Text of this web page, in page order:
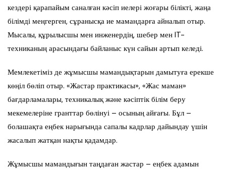
кездері қарапайым саналған кәсіп иелері жоғары білікті, жаңа
білімді меңгерген, сұранысқа ие мамандарға айналып отыр.
Мысалы, құрылысшы мен инженердің, шебер мен IT-
техниканың арасындағы байланыс күн сайын артып келеді.
Мемлекетіміз де жұмысшы мамандықтарын дамытуға ерекше
көңіл бөліп отыр. «Жастар практикасы», «Жас маман»
бағдарламалары, техникалық және кәсіптік білім беру
мекемелеріне гранттар бөлінуі – осының айғағы. Бұл –
болашақта еңбек нарығында сапалы кадрлар дайындау үшін
жасалып жатқан нақты қадамдар.
Жұмысшы мамандығын таңдаған жастар – еңбек адамын